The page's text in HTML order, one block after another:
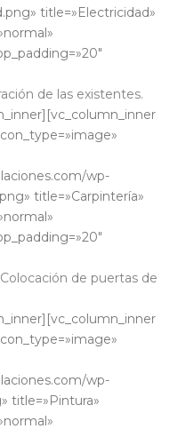
title=»Electricidad»
de las existentes.
wp-
title=»Carpintería»
de puertas de
wp-
title=»Pintura»